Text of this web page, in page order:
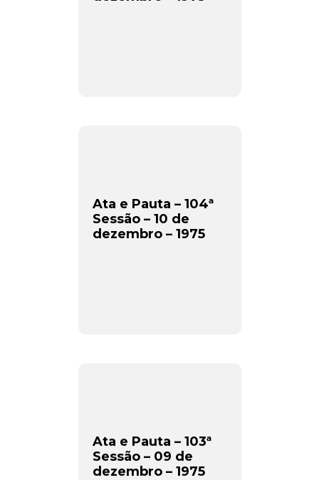
Ata e Pauta – 104ª
Sessão – 10 de
dezembro – 1975
Ata e Pauta – 103ª
Sessão – 09 de
dezembro – 1975